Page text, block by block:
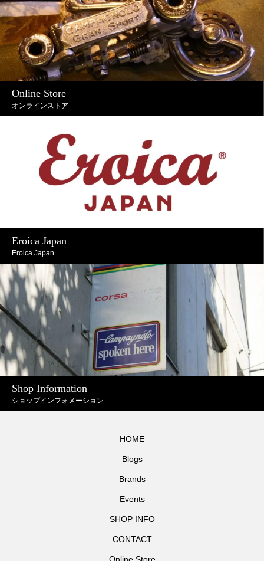
Online Store
オンラインストア
Eroica Japan
Eroica Japan
Shop Information
ショップインフォメーション
HOME
Blogs
Brands
Events
SHOP INFO
CONTACT